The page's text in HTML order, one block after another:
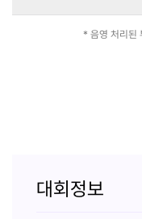
* 음영 처리된
대회정보